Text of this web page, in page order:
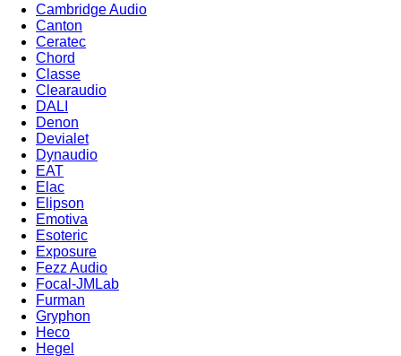
Cambridge Audio
Canton
Ceratec
Chord
Classe
Clearaudio
DALI
Denon
Devialet
Dynaudio
EAT
Elac
Elipson
Emotiva
Esoteric
Exposure
Fezz Audio
Focal-JMLab
Furman
Gryphon
Heco
Hegel